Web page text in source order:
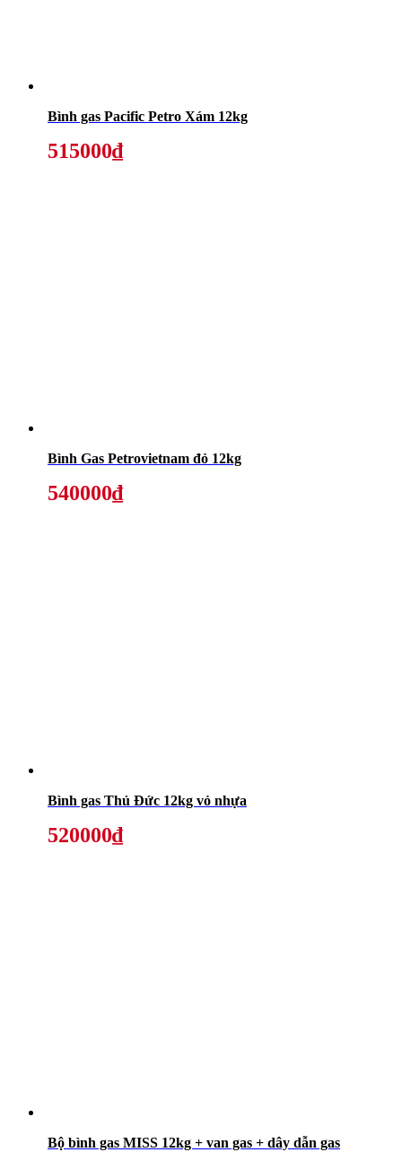
Bình gas Pacific Petro Xám 12kg
515000₫
Bình Gas Petrovietnam đỏ 12kg
540000₫
Bình gas Thủ Đức 12kg vỏ nhựa
520000₫
Bộ bình gas MISS 12kg + van gas + dây dẫn gas